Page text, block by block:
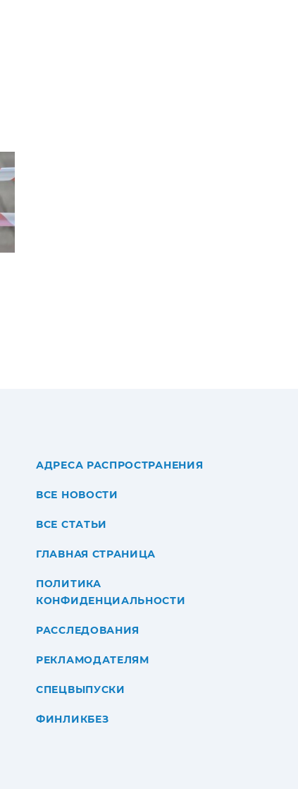
АДРЕСА РАСПРОСТРАНЕНИЯ
ВСЕ НОВОСТИ
ВСЕ СТАТЬИ
ГЛАВНАЯ СТРАНИЦА
ПОЛИТИКА
КОНФИДЕНЦИАЛЬНОСТИ
РАССЛЕДОВАНИЯ
РЕКЛАМОДАТЕЛЯМ
СПЕЦВЫПУСКИ
ФИНЛИКБЕЗ